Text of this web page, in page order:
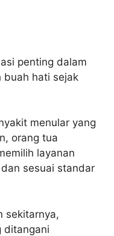
penting dalam
buah hati sejak
menular yang
orang tua
layanan
sesuai standar
sekitarnya,
ditangani